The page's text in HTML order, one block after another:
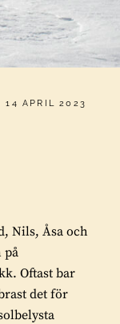
PUBLICERAT
14 APRIL 2023
Nils, Åsa och
på
Oftast bar
det för